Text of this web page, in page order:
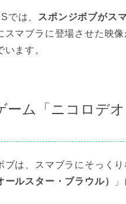
では、 スポンジボブがス
スマブラに登場させた映像
います。
ム「ニコロデ
ブは、スマブラにそっくり
ールスター・ブラウル）